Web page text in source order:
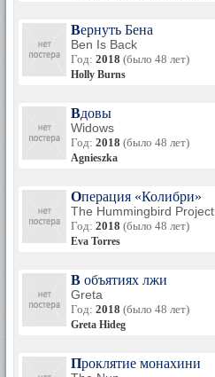
Вернуть Бена
Ben Is Back
Год: 2018 (было 48 лет)
Holly Burns
Вдовы
Widows
Год: 2018 (было 48 лет)
Agnieszka
Операция «Колибри»
The Hummingbird Project
Год: 2018 (было 48 лет)
Eva Torres
В объятиях лжи
Greta
Год: 2018 (было 48 лет)
Greta Hideg
Проклятие монахини